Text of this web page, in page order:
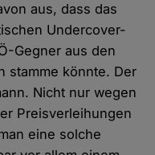
aus, dass das
Undercover-
Gegner aus den
stamme könnte. Der
Nicht nur wegen
Preisverleihungen
eine solche